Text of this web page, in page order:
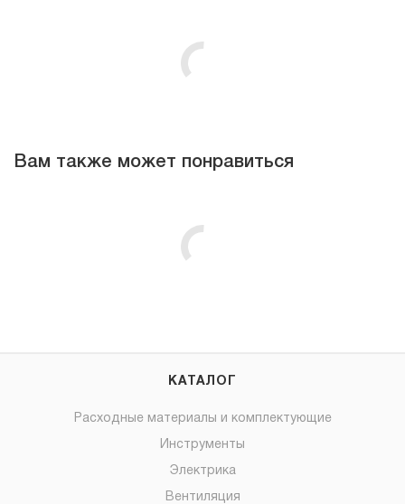
Вам также может понравиться
КАТАЛОГ
Расходные материалы и комплектующие
Инструменты
Электрика
Вентиляция